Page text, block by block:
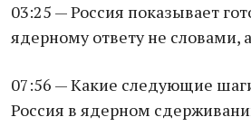
03:25 — Россия показывает
ядерному ответу не словами,
07:56 — Какие следующие
Россия в ядерном